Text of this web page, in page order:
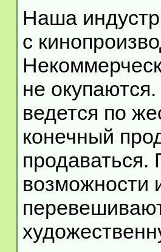
Наша
с
не
ведется по
конечный
возможности